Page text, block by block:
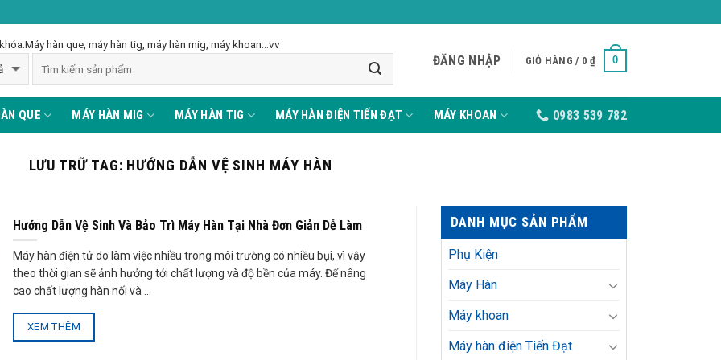
hàn que, máy hàn tig, máy hàn mig, máy khoan...vv
ĐĂNG NHẬP GIỎ HÀNG / 0₫ 0
QUE MÁY HÀN MIG MÁY HÀN TIG MÁY HÀN ĐIỆN TIẾN ĐẠT MÁY KHOAN 0983 539 782
LƯU TRỮ TAG: HƯỚNG DẪN VỆ SINH MÁY HÀN
Hướng Dẫn Vệ Sinh Và Bảo Trì Máy Hàn Tại Nhà Đơn Giản Dễ Làm
Máy hàn điện tử do làm việc nhiều trong môi trường có nhiều bụi, vì vậy
theo thời gian sẽ ảnh hưởng tới chất lượng và độ bền của máy. Để nâng
cao chất lượng hàn nối và ...
XEM THÊM
DANH MỤC SẢN PHẨM
Phụ Kiện
Máy Hàn
Máy khoan
Máy hàn điện Tiến Đạt